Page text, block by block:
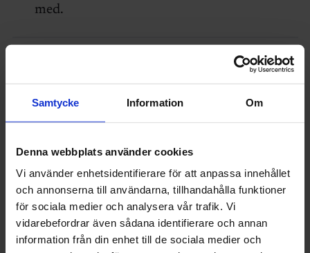
Samtycke Information Om
Denna webbplats använder cookies
Vi använder enhetsidentifierare för att anpassa innehållet
och annonserna till användarna, tillhandahålla funktioner
för sociala medier och analysera vår trafik. Vi
vidarebefordrar även sådana identifierare och annan
information från din enhet till de sociala medier och
med.
ANSTÄLLNINGSINTERVJU - TIPS
REKRYTERING
Dölj kommentarer
1 kommentar